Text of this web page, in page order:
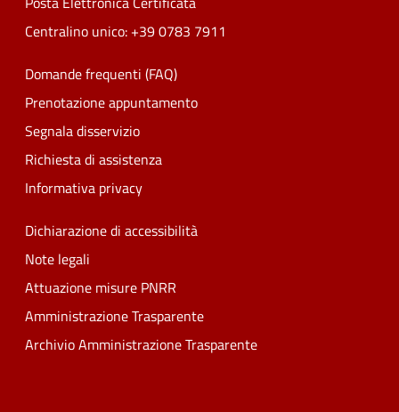
Centralino unico: +39 0783 7911
Domande frequenti (FAQ)
Prenotazione appuntamento
Segnala disservizio
Richiesta di assistenza
Informativa privacy
Dichiarazione di accessibilità
Note legali
Attuazione misure PNRR
Amministrazione Trasparente
Archivio Amministrazione Trasparente